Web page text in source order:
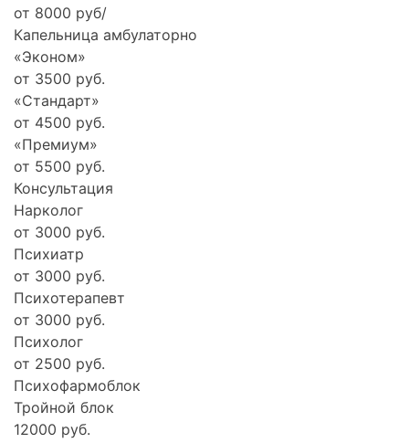
от 8000 руб/
Капельница амбулаторно
«Эконом»
от 3500 руб.
«Стандарт»
от 4500 руб.
«Премиум»
от 5500 руб.
Консультация
Нарколог
от 3000 руб.
Психиатр
от 3000 руб.
Психотерапевт
от 3000 руб.
Психолог
от 2500 руб.
Психофармоблок
Тройной блок
12000 руб.